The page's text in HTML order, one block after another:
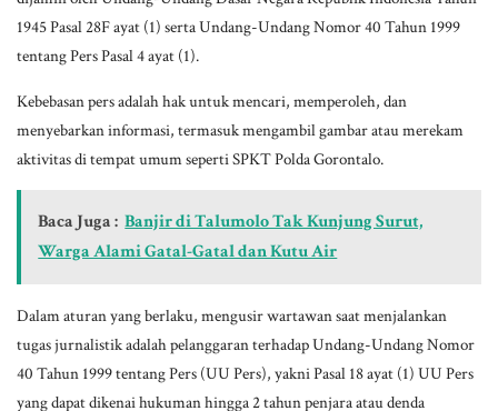
1945 Pasal 28F ayat (1) serta Undang-Undang Nomor 40 Tahun 1999
tentang Pers Pasal 4 ayat (1).
Kebebasan pers adalah hak untuk mencari, memperoleh, dan
menyebarkan informasi, termasuk mengambil gambar atau merekam
aktivitas di tempat umum seperti SPKT Polda Gorontalo.
Baca Juga : Banjir di Talumolo Tak Kunjung Surut,
Warga Alami Gatal-Gatal dan Kutu Air
Dalam aturan yang berlaku, mengusir wartawan saat menjalankan
tugas jurnalistik adalah pelanggaran terhadap Undang-Undang Nomor
40 Tahun 1999 tentang Pers (UU Pers), yakni Pasal 18 ayat (1) UU Pers
yang dapat dikenai hukuman hingga 2 tahun penjara atau denda